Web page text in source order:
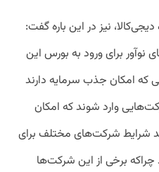
نیز در این باره گفت:
برای ورود به بورس این
که امکان جذب سرمایه دارند
وارد شوند که امکان
شرایط شرکت‌های مختلف برای
چراکه برخی از این شرکت‌ها